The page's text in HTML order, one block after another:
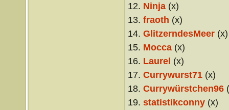
12. Ninja(x)
13. fraoth (x)
14. GlitzerndesMeer(x)
15. Mocca(x)
16. Laurel (x)
17. Currywurst71(x)
18. Currywürstchen96
19. statistikconny(x)